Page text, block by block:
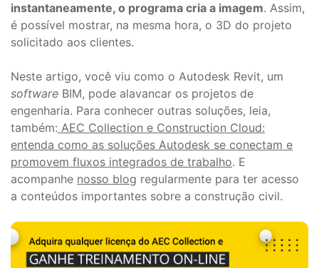
instantaneamente, o programa cria a imagem. Assim,
é possível mostrar, na mesma hora, o 3D do projeto
solicitado aos clientes.
Neste artigo, você viu como o Autodesk Revit, um
software BIM, pode alavancar os projetos de
engenharia. Para conhecer outras soluções, leia,
também: AEC Collection e Construction Cloud:
entenda como as soluções Autodesk se conectam e
promovem fluxos integrados de trabalho. E
acompanhe nosso blog regularmente para ter acesso
a conteúdos importantes sobre a construção civil.